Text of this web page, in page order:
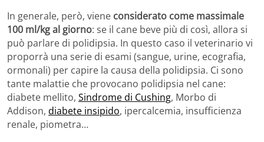
In generale, però, viene considerato come massimale
100 ml/kg al giorno: se il cane beve più di così, allora si
può parlare di polidipsia. In questo caso il veterinario vi
proporrà una serie di esami (sangue, urine, ecografia,
ormonali) per capire la causa della polidipsia. Ci sono
tante malattie che provocano polidipsia nel cane:
diabete mellito, Sindrome di Cushing, Morbo di
Addison, diabete insipido, ipercalcemia, insufficienza
renale, piometra…